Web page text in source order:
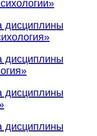
дисциплины
дисциплины
дисциплины
дисциплины